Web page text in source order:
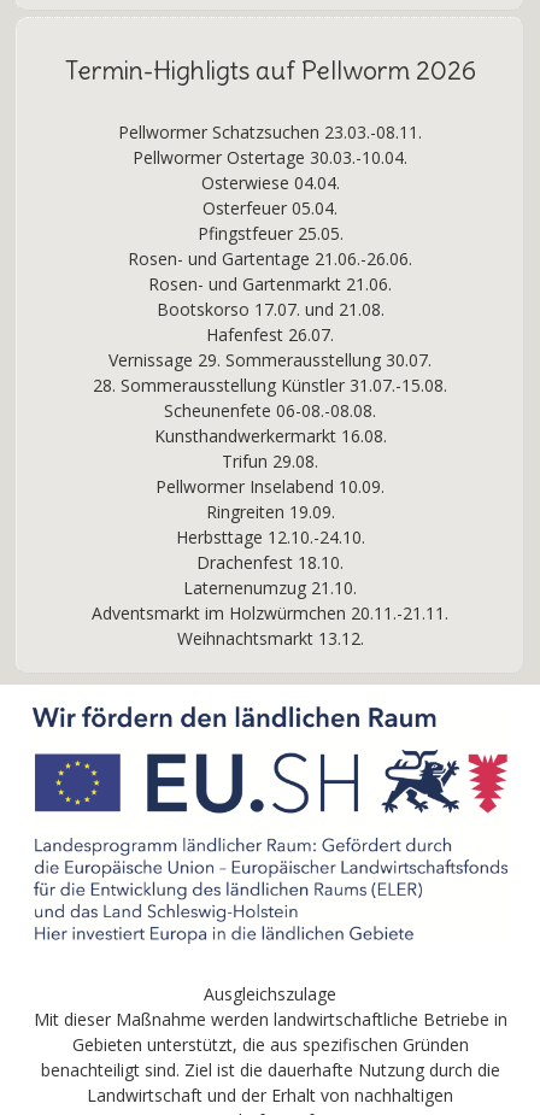
Termin-Highligts auf Pellworm 2026
Pellwormer Schatzsuchen 23.03.-08.11.
Pellwormer Ostertage 30.03.-10.04.
Osterwiese 04.04.
Osterfeuer 05.04.
Pfingstfeuer 25.05.
Rosen- und Gartentage 21.06.-26.06.
Rosen- und Gartenmarkt 21.06.
Bootskorso 17.07. und 21.08.
Hafenfest 26.07.
Vernissage 29. Sommerausstellung 30.07.
28. Sommerausstellung Künstler 31.07.-15.08.
Scheunenfete 06-08.-08.08.
Kunsthandwerkermarkt 16.08.
Trifun 29.08.
Pellwormer Inselabend 10.09.
Ringreiten 19.09.
Herbsttage 12.10.-24.10.
Drachenfest 18.10.
Laternenumzug 21.10.
Adventsmarkt im Holzwürmchen 20.11.-21.11.
Weihnachtsmarkt 13.12.
Ausgleichszulage
Mit dieser Maßnahme werden landwirtschaftliche Betriebe in
Gebieten unterstützt, die aus spezifischen Gründen
benachteiligt sind. Ziel ist die dauerhafte Nutzung durch die
Landwirtschaft und der Erhalt von nachhaltigen